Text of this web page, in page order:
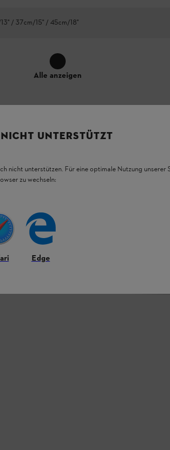
/ 37cm/15" / 45cm/18"
Alle anzeigen
und
1,6 mm unterstützt Sie
Fällen, Entasten und
der Lager ermöglichen einen
UNTERSTÜTZT
nicht unterstützen. Für eine optimale Nutzung unserer
zu wechseln:
Edge